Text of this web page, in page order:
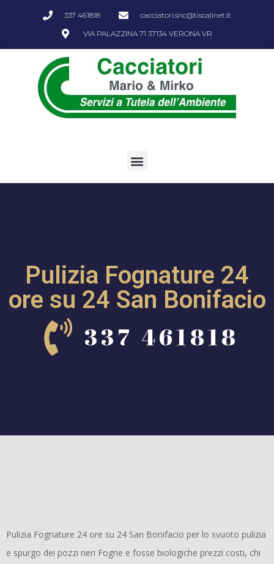
337 461818
cacciatori.snc@tiscalinet.it
VIA PALAZZINA 71 37134 VERONA VR
Pulizia Fognature 24
ore su 24 San Bonifacio
337 461818
Pulizia Fognature 24 ore su 24 San Bonifacio per lo svuoto pulizia
e spurgo dei pozzi neri Fogne e fosse biologiche prezzi costi, chi